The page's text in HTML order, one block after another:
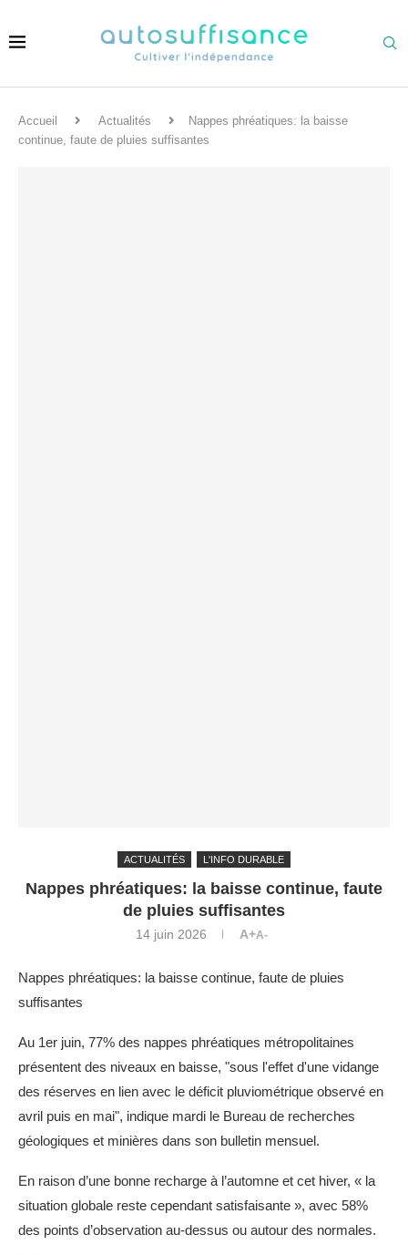
Accueil Actualités
Nappes phréatiques: la baisse
continue, faute de pluies suffisantes
ACTUALITÉS L'INFO DURABLE
Nappes phréatiques: la baisse continue, faute
de pluies suffisantes
14 juin 2026 A+A-
Nappes phréatiques: la baisse continue, faute de pluies
suffisantes
Au 1er juin, 77% des nappes phréatiques métropolitaines
présentent des niveaux en baisse, "sous l'effet d'une vidange
des réserves en lien avec le déficit pluviométrique observé en
avril puis en mai", indique mardi le Bureau de recherches
géologiques et minières dans son bulletin mensuel.
En raison d’une bonne recharge à l’automne et cet hiver, « la
situation globale reste cependant satisfaisante », avec 58%
des points d’observation au-dessus ou autour des normales.